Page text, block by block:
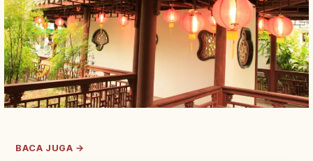
BACA JUGA →